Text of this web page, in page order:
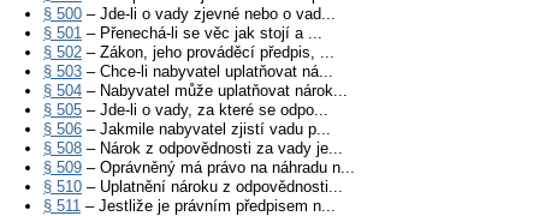
§ 500 – Jde-li o vady zjevné nebo o vad...
§ 501 – Přenechá-li se věc jak stojí a ...
§ 502 – Zákon, jeho prováděcí předpis, ...
§ 503 – Chce-li nabyvatel uplatňovat ná...
§ 504 – Nabyvatel může uplatňovat nárok...
§ 505 – Jde-li o vady, za které se odpo...
§ 506 – Jakmile nabyvatel zjistí vadu p...
§ 508 – Nárok z odpovědnosti za vady je...
§ 509 – Oprávněný má právo na náhradu n...
§ 510 – Uplatnění nároku z odpovědnosti...
§ 511 – Jestliže je právním předpisem n...